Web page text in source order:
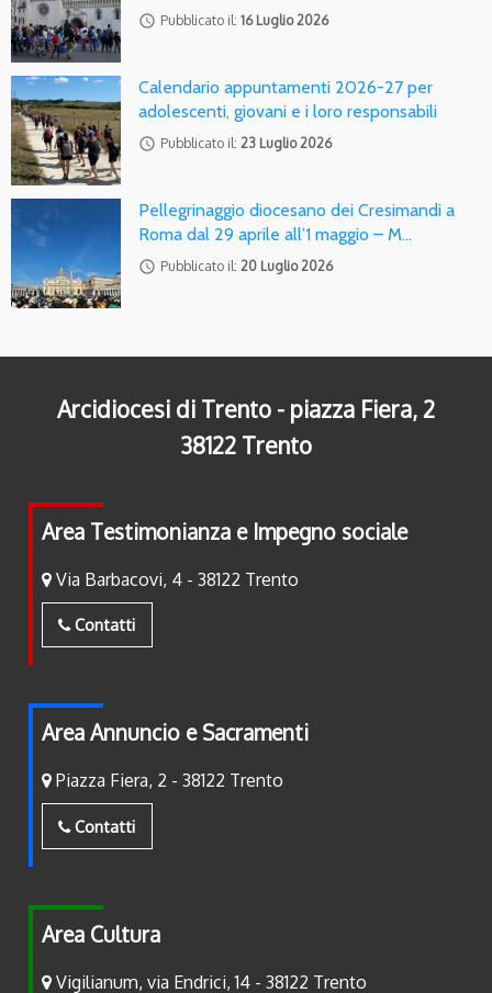
access_time Pubblicato il: 16 Luglio 2026
Calendario appuntamenti 2026-27 per
adolescenti, giovani e i loro responsabili
access_time Pubblicato il: 23 Luglio 2026
Pellegrinaggio diocesano dei Cresimandi a
Roma dal 29 aprile all’1 maggio – M…
access_time Pubblicato il: 20 Luglio 2026
Arcidiocesi di Trento - piazza Fiera, 2
38122 Trento
Area Testimonianza e Impegno sociale
Via Barbacovi, 4 - 38122 Trento
Contatti
Area Annuncio e Sacramenti
Piazza Fiera, 2 - 38122 Trento
Contatti
Area Cultura
Vigilianum, via Endrici, 14 - 38122 Trento